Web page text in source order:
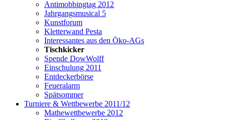
Antimobbingtag 2012
Jahrgangsmusical 5
Kunstforum
Kletterwand Pesta
Interessantes aus den Öko-AGs
Tischkicker
Spende DowWolff
Einschulung 2011
Entdeckerbörse
Feueralarm
Spätsommer
Turniere & Wettbewerbe 2011/12
Mathewettbewerbe 2012